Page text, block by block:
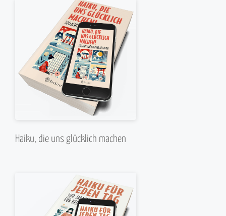
Haiku, die uns glücklich machen